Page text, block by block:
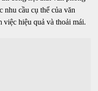
nhu cầu cụ thể của văn
hiệu quả và thoải mái.